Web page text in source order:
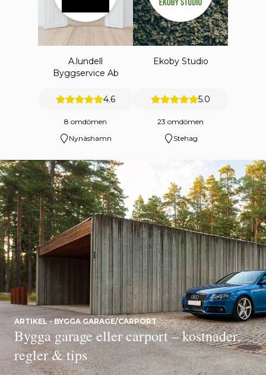
A.lundell
Byggservice Ab
4.6
8 omdömen
Nynäshamn
Ekoby Studio
5.0
23 omdömen
Stehag
ARTIKEL - BYGGA GARAGE/CARPORT
Bygga garage eller carport – kostnader,
regler & tips